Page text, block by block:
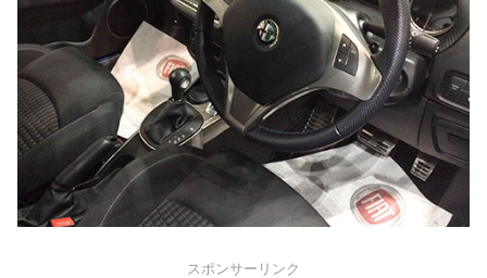
スポンサーリンク